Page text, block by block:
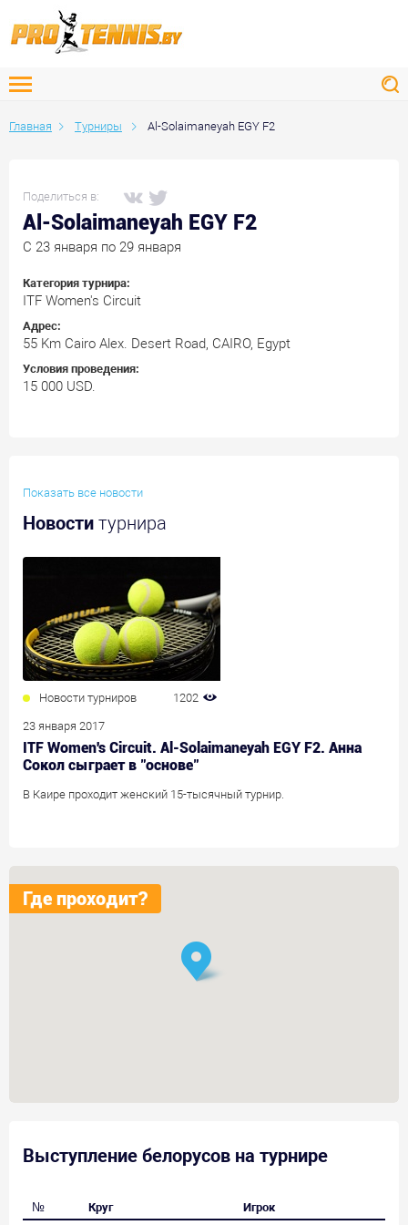
Главная Турниры Al-Solaimaneyah EGY F2
Поделиться в:
Al-Solaimaneyah EGY F2
C 23 января по 29 января
Категория турнира:
ITF Women's Circuit
Адрес:
55 Km Cairo Alex. Desert Road, CAIRO, Egypt
Условия проведения:
15 000 USD.
Показать все новости
Новости турнира
Новости турниров 1202
23 января 2017
ITF Women's Circuit. Al-Solaimaneyah EGY F2. Анна
Сокол сыграет в "основе"
В Каире проходит женский 15-тысячный турнир.
Где проходит?
Выступление белорусов на турнире
№ Круг Игрок